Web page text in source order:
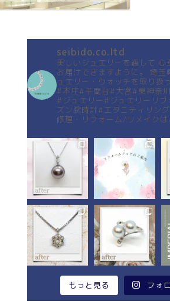
seibido.co.ltd
美しいジュエリーを通して 心
お届けできますように。
埼玉
ュエリー・ウォッチを取り扱
#本庄#千間台#大宮#東神奈
#ジュエリー#ジュエリーリフ
ズン腕時計#エタニティリング
修理・リフォーム/リメイクは
もっと見る フォ